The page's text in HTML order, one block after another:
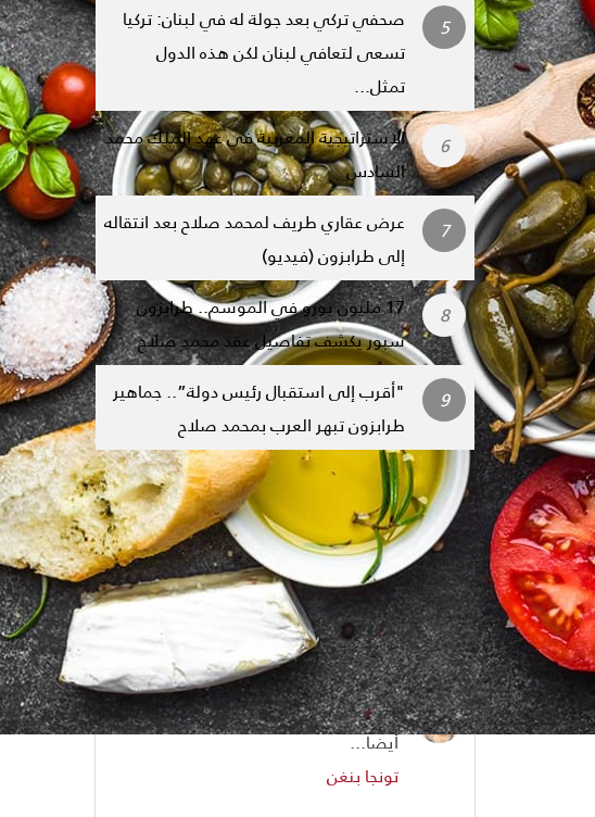
صحفي تركي بعد جولة له في لبنان: تركيا
تسعى لتعافي لبنان لكن هذه الدول
تمثل...
الاستراتيجية المغربية في عهد الملك محمد
السادس
عرض عقاري طريف لمحمد صلاح بعد انتقاله
إلى طرابزون (فيديو)
17 مليون يورو في الموسم.. طرابزون
سبور يكشف تفاصيل عقد محمد صلاح
"أقرب إلى استقبال رئيس دولة”.. جماهير
طرابزون تبهر العرب بمحمد صلاح
مواضيع الكتاب
الوقوف في المكان الصحيح من التاريخ
بينما يُكتب التاريخ
عبد القادر سلفي
رسالة من الاستخبارات التركية إلى الـCIA
أيضا...
تونجا بنغن